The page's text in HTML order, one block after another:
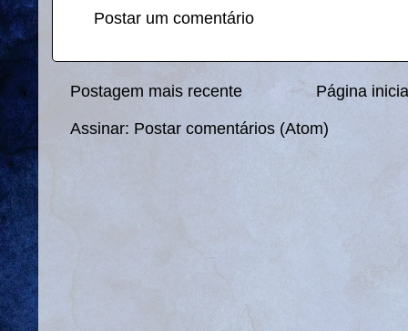
Postar um comentário
Postagem mais recente Página
Assinar: Postar comentários (Atom)